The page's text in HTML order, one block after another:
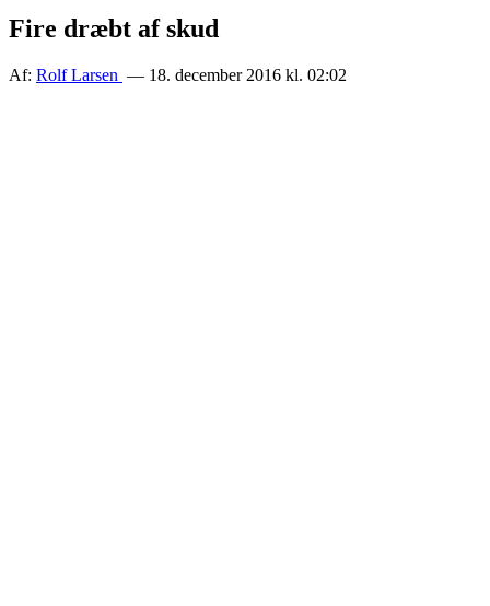
Fire dræbt af skud
Af: Rolf Larsen — 18. december 2016 kl. 02:02